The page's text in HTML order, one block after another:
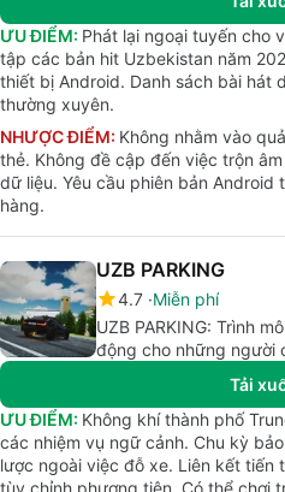
ƯU ĐIỂM: Phát lại ngoại tuyến cho
tập các bản hit Uzbekistan năm
thiết bị Android. Danh sách bài hát
thường xuyên.
NHƯỢC ĐIỂM: Không nhằm vào
thẻ. Không đề cập đến việc trộn
dữ liệu. Yêu cầu phiên bản
hàng.
UZB PARKING
4.7 Miễn phí
UZB PARKING: Trình
động cho những người
Tải
ƯU ĐIỂM: Không khí thành phố
các nhiệm vụ ngữ cảnh. Chu kỳ
lược ngoài việc đỗ xe. Liên kết tiến
tùy chỉnh phương tiện. Có thể chơi